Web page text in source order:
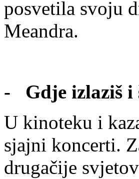
posvetila svoju
Meandra.
- Gdje izlaziš i
U kinoteku i
sjajni koncerti.
drugačije